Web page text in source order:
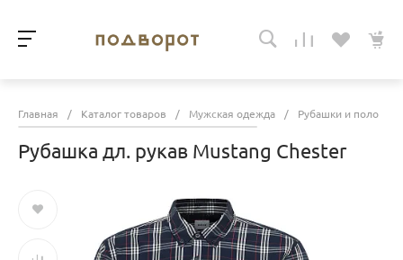
Главная / Каталог товаров / Мужская одежда / Рубашки и поло
Рубашка дл. рукав Mustang Chester